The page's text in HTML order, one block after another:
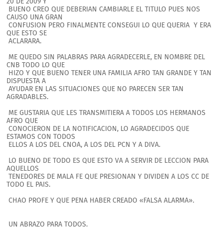
BUENO CREO QUE DEBERIAN CAMBIARLE EL TITULO PUES NOS
CAUSO UNA GRAN
CONFUSION PERO FINALMENTE CONSEGUI LO QUE QUERIA Y ERA
QUE ESTO SE
ACLARARA.
ME QUEDO SIN PALABRAS PARA AGRADECERLE, EN NOMBRE DEL
CNB TODO LO QUE
HIZO Y QUE BUENO TENER UNA FAMILIA AFRO TAN GRANDE Y TAN
DISPUESTA A
AYUDAR EN LAS SITUACIONES QUE NO PARECEN SER TAN
AGRADABLES.
ME GUSTARIA QUE LES TRANSMITIERA A TODOS LOS HERMANOS
AFRO QUE
CONOCIERON DE LA NOTIFICACION, LO AGRADECIDOS QUE
ESTAMOS CON TODOS
ELLOS A LOS DEL CNOA, A LOS DEL PCN Y A DIVA.
LO BUENO DE TODO ES QUE ESTO VA A SERVIR DE LECCION PARA
AQUELLOS
TENEDORES DE MALA FE QUE PRESIONAN Y DIVIDEN A LOS CC DE
TODO EL PAIS.
CHAO PROFE Y QUE PENA HABER CREADO «FALSA ALARMA».
UN ABRAZO PARA TODOS.